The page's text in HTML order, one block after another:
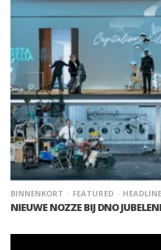
BINNENKORT FEATURED HEADLINE
NIEUWE NOZZE BIJ DNO